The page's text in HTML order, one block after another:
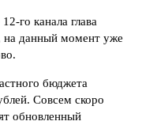
го канала глава
на данный момент уже
бюджета
Совсем скоро
обновленный